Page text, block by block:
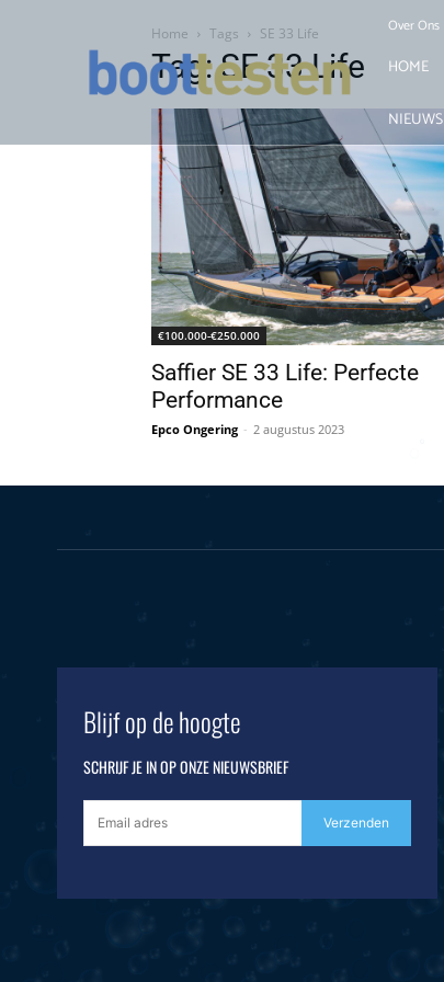
Over Ons
HOME
NIEUWS
Home Tags SE 33 Life
Tag: SE 33 Life
€100.000-€250.000
Saffier SE 33 Life: Perfecte
Performance
Epco Ongering - 2 augustus 2023
Blijf op de hoogte
SCHRIJF JE IN OP ONZE NIEUWSBRIEF
Verzenden